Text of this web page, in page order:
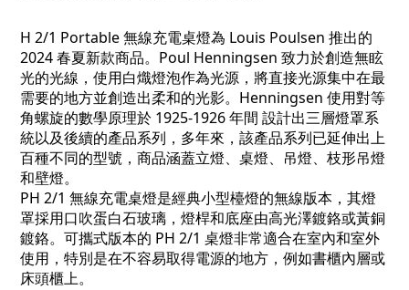
H 2/1 Portable無線充電桌燈為 Louis Poulsen 推出的
2024 春夏新款商品。Poul Henningsen 致力於創造無眩
光的光線，使用白熾燈泡作為光源，將直接光源集中在最
需要的地方並創造出柔和的光影。 Henningsen 使用對等
角螺旋的數學原理於 1925-1926年間 設計出三層燈罩系
統以及後續的產品系列，多年來，該產品系列已延伸出上
百種不同的型號，商品涵蓋立燈、桌燈、吊燈、枝形吊燈
和壁燈。
PH 2/1 無線充電桌燈是經典小型檯燈的無線版本，其燈
罩採用口吹蛋白石玻璃，燈桿和底座由高光澤鍍鉻或黃銅
鍍鉻。可攜式版本的 PH 2/1 桌燈非常適合在室內和室外
使用，特別是在不容易取得電源的地方，例如書櫃內層或
床頭櫃上。